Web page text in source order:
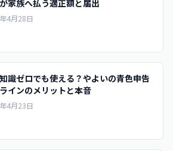
家族へ払う適正額と届出
4月28日
識ゼロでも使える？やよいの青色申告
インのメリットと本音
4月23日